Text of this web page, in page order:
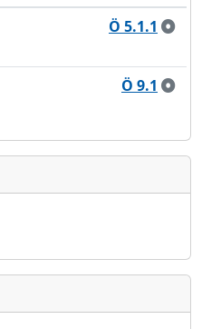
Ö 5.1.1
Ö 9.1